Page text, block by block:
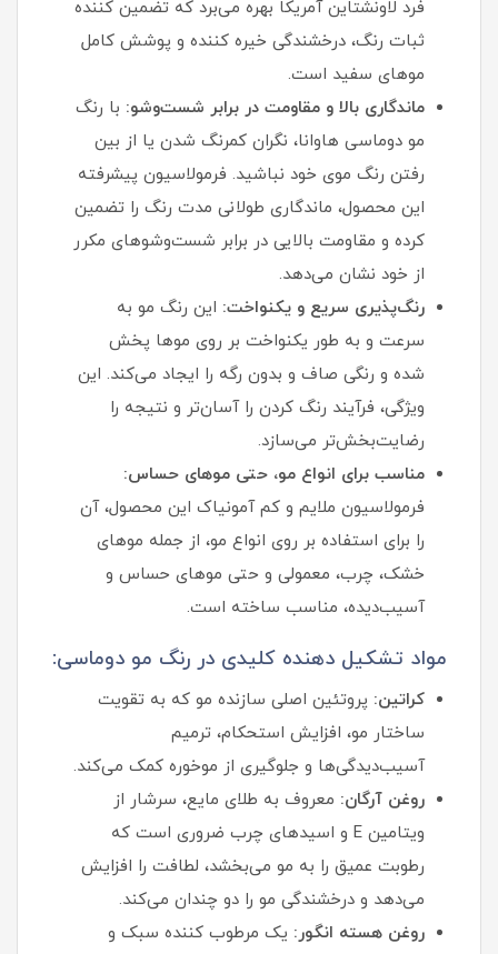
فرد لاونشتاین آمریکا بهره می‌برد که تضمین‌ کننده
ثبات رنگ، درخشندگی خیره‌ کننده و پوشش کامل
موهای سفید است.
ماندگاری بالا و مقاومت در برابر شست‌وشو: با رنگ
مو دوماسی هاوانا، نگران کمرنگ شدن یا از بین
رفتن رنگ موی خود نباشید. فرمولاسیون پیشرفته
این محصول، ماندگاری طولانی‌ مدت رنگ را تضمین
کرده و مقاومت بالایی در برابر شست‌وشوهای مکرر
از خود نشان می‌دهد.
رنگ‌پذیری سریع و یکنواخت: این رنگ مو به
سرعت و به طور یکنواخت بر روی موها پخش
شده و رنگی صاف و بدون رگه را ایجاد می‌کند. این
ویژگی، فرآیند رنگ کردن را آسان‌تر و نتیجه را
رضایت‌بخش‌تر می‌سازد.
مناسب برای انواع مو، حتی موهای حساس:
فرمولاسیون ملایم و کم‌ آمونیاک این محصول، آن
را برای استفاده بر روی انواع مو، از جمله موهای
خشک، چرب، معمولی و حتی موهای حساس و
آسیب‌دیده، مناسب ساخته است.
مواد تشکیل دهنده کلیدی در رنگ مو دوماسی:
کراتین: پروتئین اصلی سازنده مو که به تقویت
ساختار مو، افزایش استحکام، ترمیم
آسیب‌دیدگی‌ها و جلوگیری از موخوره کمک می‌کند.
روغن آرگان: معروف به طلای مایع، سرشار از
ویتامین E و اسیدهای چرب ضروری است که
رطوبت عمیق را به مو می‌بخشد، لطافت را افزایش
می‌دهد و درخشندگی مو را دو چندان می‌کند.
روغن هسته انگور: یک مرطوب‌ کننده سبک و